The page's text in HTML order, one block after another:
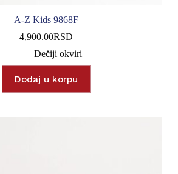
A-Z Kids 9868F
4,900.00RSD
Dečiji okviri
Dodaj u korpu